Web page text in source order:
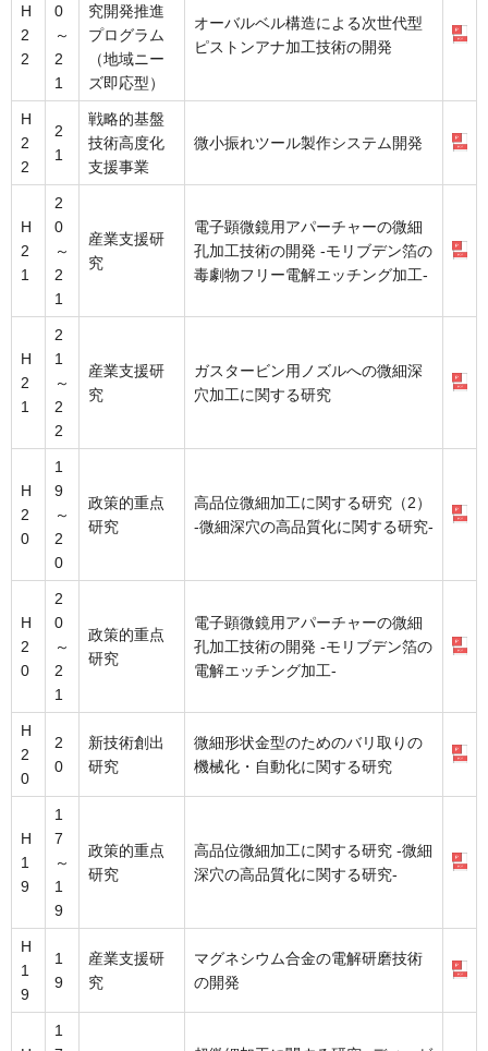
H
2
2
0
～
2
1
究開発推進
プログラム
（地域ニー
ズ即応型）
オーバルベル構造による次世代型
ピストンアナ加工技術の開発
H
2
2
2
1
戦略的基盤
技術高度化
支援事業
微小振れツール製作システム開発
H
2
1
2
0
～
2
1
産業支援研
究
電子顕微鏡用アパーチャーの微細
孔加工技術の開発 -モリブデン箔の
毒劇物フリー電解エッチング加工-
H
2
1
2
1
～
2
2
産業支援研
究
ガスタービン用ノズルへの微細深
穴加工に関する研究
H
2
0
1
9
～
2
0
政策的重点
研究
高品位微細加工に関する研究（2）
-微細深穴の高品質化に関する研究-
H
2
0
2
0
～
2
1
政策的重点
研究
電子顕微鏡用アパーチャーの微細
孔加工技術の開発 -モリブデン箔の
電解エッチング加工-
H
2
0
2
0
新技術創出
研究
微細形状金型のためのバリ取りの
機械化・自動化に関する研究
H
1
9
1
7
～
1
9
政策的重点
研究
高品位微細加工に関する研究 -微細
深穴の高品質化に関する研究-
H
1
9
1
9
産業支援研
究
マグネシウム合金の電解研磨技術
の開発
1